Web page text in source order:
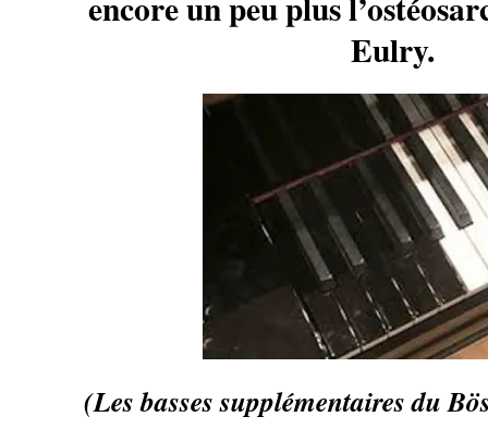
Eulry.
(Les basses supplémentaires du